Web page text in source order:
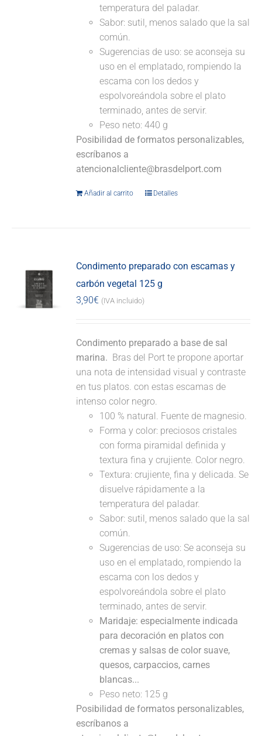
temperatura del paladar.
Sabor: sutil, menos salado que la sal
común.
Sugerencias de uso: se aconseja su
uso en el emplatado, rompiendo la
escama con los dedos y
espolvoreándola sobre el plato
terminado, antes de servir.
Peso neto: 440 g
Posibilidad de formatos personalizables,
escríbanos a
atencionalcliente@brasdelport.com
Añadir al carrito Detalles
Condimento preparado con escamas y
carbón vegetal 125 g
3,90€ (IVA incluido)
Condimento preparado a base de sal
marina. Bras del Port te propone aportar
una nota de intensidad visual y contraste
en tus platos. con estas escamas de
intenso color negro.
100 % natural. Fuente de magnesio.
Forma y color: preciosos cristales
con forma piramidal definida y
textura fina y crujiente. Color negro.
Textura: crujiente, fina y delicada. Se
disuelve rápidamente a la
temperatura del paladar.
Sabor: sutil, menos salado que la sal
común.
Sugerencias de uso: Se aconseja su
uso en el emplatado, rompiendo la
escama con los dedos y
espolvoreándola sobre el plato
terminado, antes de servir.
Maridaje: especialmente indicada
para decoración en platos con
cremas y salsas de color suave,
quesos, carpaccios, carnes
blancas...
Peso neto: 125 g
Posibilidad de formatos personalizables,
escríbanos a